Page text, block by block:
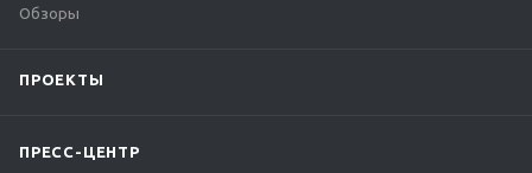
Обзоры
ПРОЕКТЫ
ПРЕСС-ЦЕНТР